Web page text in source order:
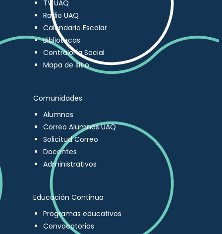
TV UAQ
Radio UAQ
Calendario Escolar
Bibliotecas
Contraloría Social
Mapa de sitio
Comunidades
Alumnos
Correo Alumnos UAQ
Solicitud Correo
Docentes
Administrativos
Educación Continua
Programas educativos
Convocatorias